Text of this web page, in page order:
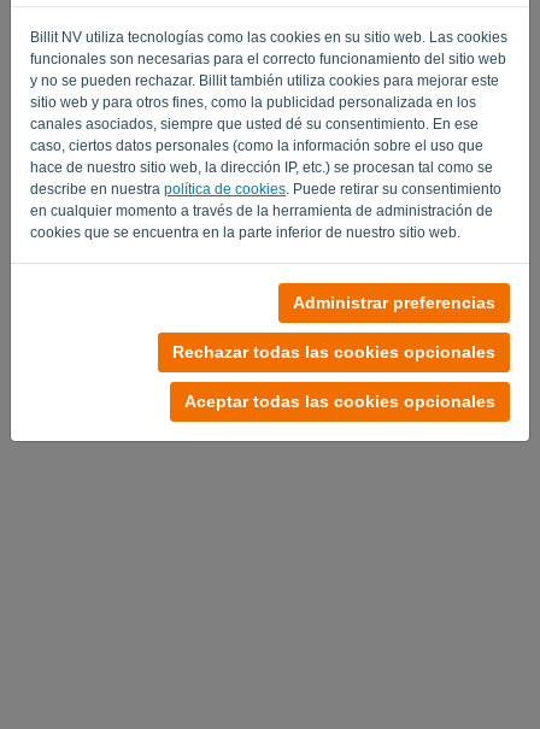
Billit NV utiliza tecnologías como las cookies en su sitio web. Las cookies
funcionales son necesarias para el correcto funcionamiento del sitio web
y no se pueden rechazar. Billit también utiliza cookies para mejorar este
sitio web y para otros fines, como la publicidad personalizada en los
canales asociados, siempre que usted dé su consentimiento. En ese
caso, ciertos datos personales (como la información sobre el uso que
hace de nuestro sitio web, la dirección IP, etc.) se procesan tal como se
describe en nuestra política de cookies . Puede retirar su consentimiento
en cualquier momento a través de la herramienta de administración de
cookies que se encuentra en la parte inferior de nuestro sitio web.
Administrar preferencias
Rechazar todas las cookies opcionales
Aceptar todas las cookies opcionales
Recuerda Contraseña olvidada?
INICIAR SESIÓN
Términos y condiciones